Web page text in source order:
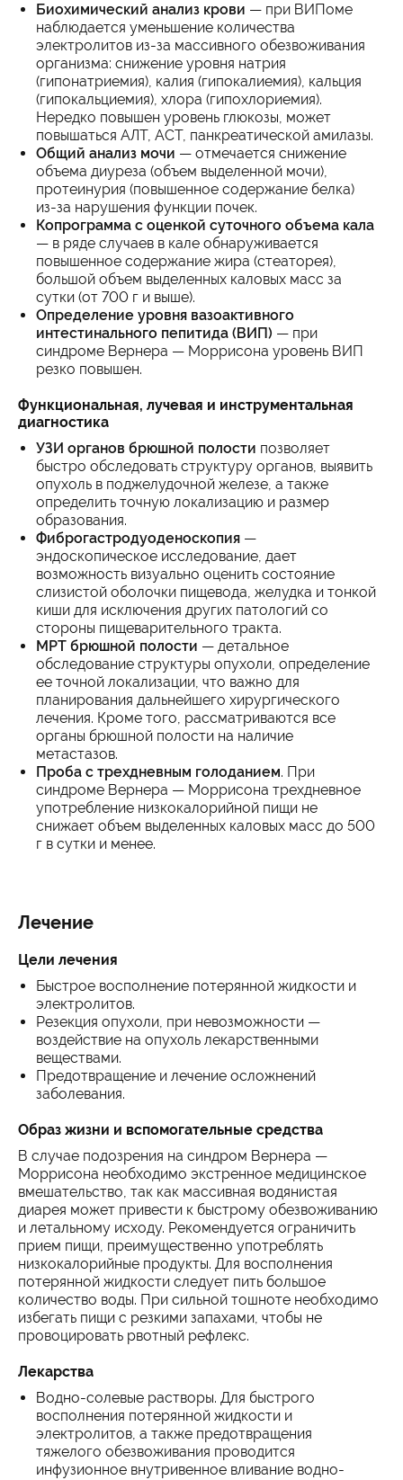
Биохимический анализ крови — при ВИПоме
наблюдается уменьшение количества
электролитов из-за массивного обезвоживания
организма: снижение уровня натрия
(гипонатриемия), калия (гипокалиемия), кальция
(гипокальциемия), хлора (гипохлориемия).
Нередко повышен уровень глюкозы, может
повышаться АЛТ, АСТ, панкреатической амилазы.
Общий анализ мочи — отмечается снижение
объема диуреза (объем выделенной мочи),
протеинурия (повышенное содержание белка)
из-за нарушения функции почек.
Копрограмма с оценкой суточного объема кала
— в ряде случаев в кале обнаруживается
повышенное содержание жира (стеаторея),
большой объем выделенных каловых масс за
сутки (от 700 г и выше).
Определение уровня вазоактивного
интестинального пепитида (ВИП) — при
синдроме Вернера — Моррисона уровень ВИП
резко повышен.
Функциональная, лучевая и инструментальная
диагностика
УЗИ органов брюшной полости позволяет
быстро обследовать структуру органов, выявить
опухоль в поджелудочной железе, а также
определить точную локализацию и размер
образования.
Фиброгастродуоденоскопия —
эндоскопическое исследование, дает
возможность визуально оценить состояние
слизистой оболочки пищевода, желудка и тонкой
киши для исключения других патологий со
стороны пищеварительного тракта.
МРТ брюшной полости — детальное
обследование структуры опухоли, определение
ее точной локализации, что важно для
планирования дальнейшего хирургического
лечения. Кроме того, рассматриваются все
органы брюшной полости на наличие
метастазов.
Проба с трехдневным голоданием. При
синдроме Вернера — Моррисона трехдневное
употребление низкокалорийной пищи не
снижает объем выделенных каловых масс до 500
г в сутки и менее.
Лечение
Цели лечения
Быстрое восполнение потерянной жидкости и
электролитов.
Резекция опухоли, при невозможности —
воздействие на опухоль лекарственными
веществами.
Предотвращение и лечение осложнений
заболевания.
Образ жизни и вспомогательные средства
В случае подозрения на синдром Вернера —
Моррисона необходимо экстренное медицинское
вмешательство, так как массивная водянистая
диарея может привести к быстрому обезвоживанию
и летальному исходу. Рекомендуется ограничить
прием пищи, преимущественно употреблять
низкокалорийные продукты. Для восполнения
потерянной жидкости следует пить большое
количество воды. При сильной тошноте необходимо
избегать пищи с резкими запахами, чтобы не
провоцировать рвотный рефлекс.
Лекарства
Водно-солевые растворы. Для быстрого
восполнения потерянной жидкости и
электролитов, а также предотвращения
тяжелого обезвоживания проводится
инфузионное внутривенное вливание водно-